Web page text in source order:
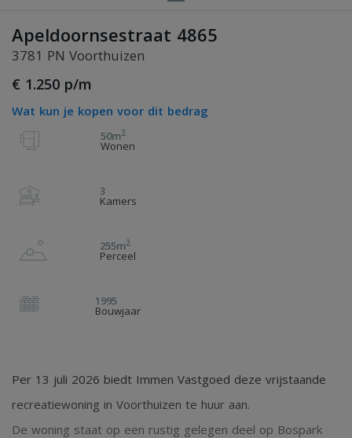
Apeldoornsestraat 4865
3781 PN Voorthuizen
€ 1.250 p/m
Wat kun je kopen voor dit bedrag
50m2
Wonen
3
Kamers
255m2
Perceel
1995
Bouwjaar
Per 13 juli 2026 biedt Immen Vastgoed deze vrijstaande
recreatiewoning in Voorthuizen te huur aan.
De woning staat op een rustig gelegen deel op Bospark